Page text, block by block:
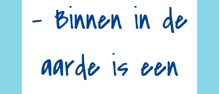
– Binnen in de
aarde is een